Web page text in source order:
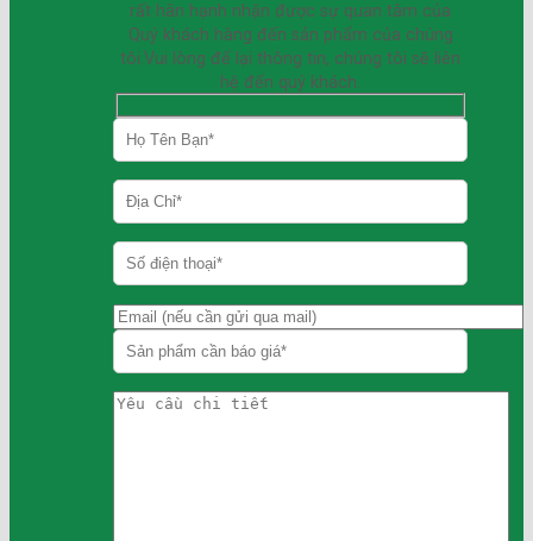
rất hân hạnh nhận được sự quan tâm của
Quý khách hàng đến sản phẩm của chúng
tôi.Vui lòng để lại thông tin, chúng tôi sẽ liên
hệ đến quý khách.